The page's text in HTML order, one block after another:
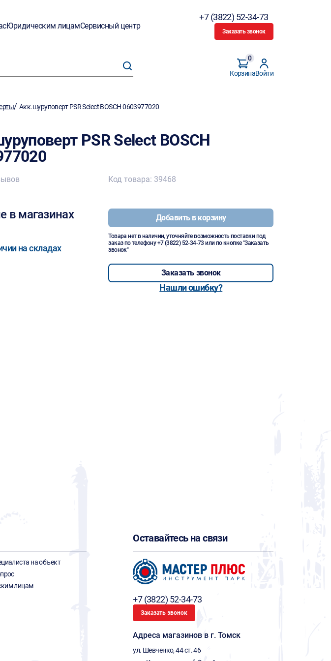
Юридическим лицамСервисный центр
+7 (3822) 52-34-73
Заказать звонок
Корзина
0
Войти
/Акк.шуруповерт PSR Select BOSCH 0603977020
PSR Select BOSCH
в магазинах
на складах
Код товара: 39468
Добавить в корзину
Товара нет в наличии, уточняйте возможность поставки под
заказ по телефону+7 (3822) 52-34-73 или по кнопке "Заказать
звонок"
Заказать звонок
Нашли ошибку?
на объект
лицам
Оставайтесь на связи
+7 (3822) 52-34-73
Заказать звонок
Адреса магазинов в г. Томск
ул. Шевченко, 44 ст. 46